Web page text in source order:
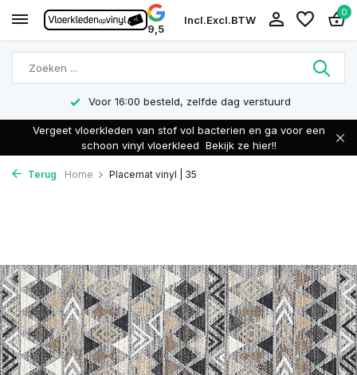
9,5
Incl.Excl.BTW
0
Voor 16:00 besteld, zelfde dag verstuurd
Vergeet vloerkleden van stof vol bacterien en ga voor een
schoon vinyl vloerkleed Bekijk ze hier!!
Terug Home Placemat vinyl | 35